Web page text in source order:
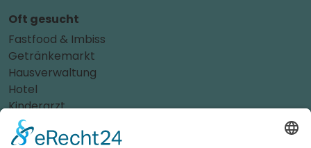
Oft gesucht
Fastfood & Imbiss
Getränkemarkt
Hausverwaltung
Hotel
Kinderarzt
Personalvermittler
Weitere Sportvereine